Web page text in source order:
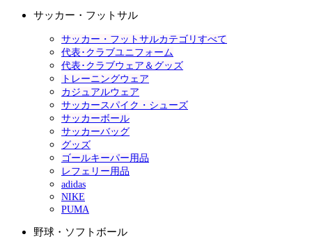
サッカー・フットサル
サッカー・フットサルカテゴリすべて
代表･クラブユニフォーム
代表･クラブウェア＆グッズ
トレーニングウェア
カジュアルウェア
サッカースパイク・シューズ
サッカーボール
サッカーバッグ
グッズ
ゴールキーパー用品
レフェリー用品
adidas
NIKE
PUMA
野球・ソフトボール